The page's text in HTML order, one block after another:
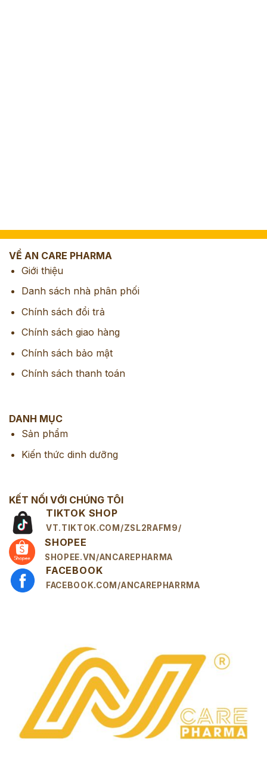
VỀ AN CARE PHARMA
Giới thiệu
Danh sách nhà phân phối
Chính sách đổi trả
Chính sách giao hàng
Chính sách bảo mật
Chính sách thanh toán
DANH MỤC
Sản phẩm
Kiến thức dinh dưỡng
KẾT NỐI VỚI CHÚNG TÔI
TIKTOK SHOP
VT.TIKTOK.COM/ZSL2RAFM9/
SHOPEE
SHOPEE.VN/ANCAREPHARMA
FACEBOOK
FACEBOOK.COM/ANCAREPHARRMA